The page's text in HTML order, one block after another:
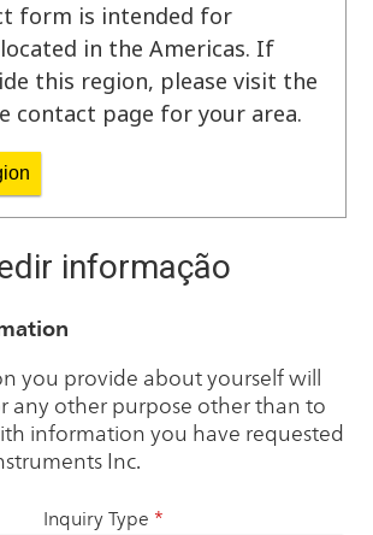
form is intended for
in the Americas. If
this region, please visit the
contact page for your area.
informação